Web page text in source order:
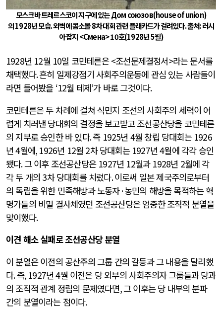
모스크바 트레르스코이 지구에 있는 Дом союзов(house of union)
의1928년 모습.외벽에 콤소몰8차 대회 관련 플래카드가 걸려있다.출처:러시
아 잡지<Смена> 10호(1928년5월)
1928년 12월 10일 코민테른은 <조선문제결정서>라는 문서를
채택했다.흔히 일제강점기 사회주의운동에 관심 있는 사람들이
라면 들어봤을 ‘12월 테제’가 바로 그것이다.
코민테른은 두 차례에 걸쳐 식민지 조선의 사회주의 세력이 어
렵게 치러낸 당대회의 결정을 보고받고 조선공산당을 코민테른
의 지부로 승인한 바 있다.즉 1925년 4월 창립 당대회는 1926
년4월에, 1926년 12월 2차 당대회는 1927년4월에 각각 승인
됐다.그 이후 조선공산당은 1927년 12월과 1928년 2월에 각
각 두 개의 3차 당대회를 치렀다.이로써 일본 제국주의로부터
의 독립을 위한 민족해방과 노동자·농민의 해방을 목적하는 혁
명가들의 비밀 결사체였던 조선공산당은 엄중한 조직적 분열을
맞이했다.
이견 해소 실패로 조선공산당 분열
이 분열은 이전의 공산주의 그룹 간의 갈등과 그 내용을 달리했
다.즉, 1927년4월 이전은 당 외부의 사회주의자 그룹들과 당과
의 조직적 관계 정립의 문제였다면,그 이후는 당 내부의 분파
간의 분열이라는 점이다.